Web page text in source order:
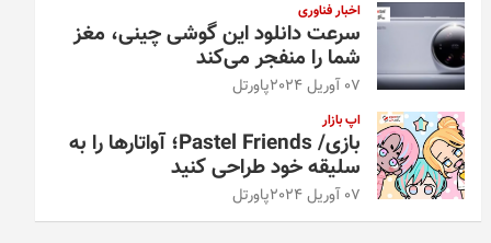
اخبار فناوری
سرعت دانلود این گوشی چینی، مغز
شما را منفجر می‌کند
07 آوریل 2024 پاورتل
اپ بازار
بازی/ Pastel Friends؛ آواتارها را به
سلیقه خود طراحی کنید
07 آوریل 2024 پاورتل